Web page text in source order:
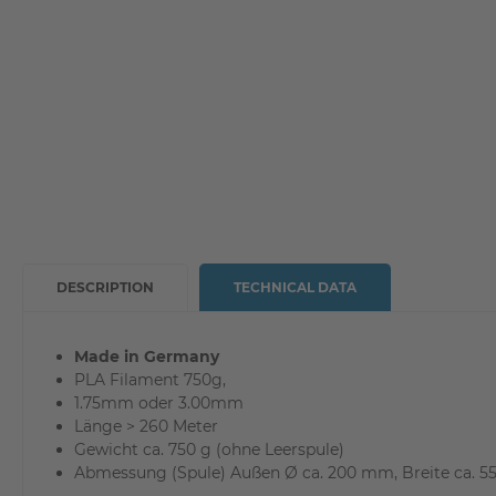
DESCRIPTION
Made in Germany
PLA Filament 750g,
1.75mm oder 3.00mm
Länge > 260 Meter
Gewicht ca. 750 g (ohne Leerspule)
Abmessung (Spule) Außen Ø ca. 200 mm, Breite ca.
TECHNICAL DATA